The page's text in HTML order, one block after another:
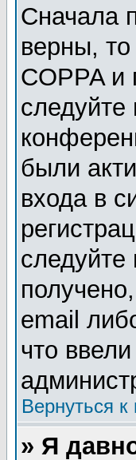
Сначала
верны,
COPPA и
были
входа в
email
что
Вернуться к
» Я